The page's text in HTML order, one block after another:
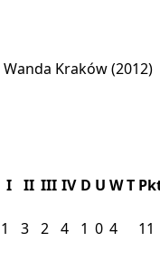
Wanda Kraków(2012)
I II III IV D U WT
1 3 2 4 1 0 4 11